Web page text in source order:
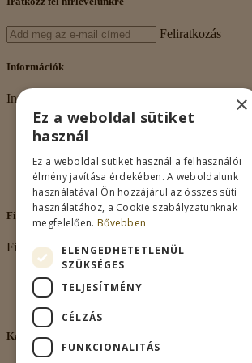
Feliratkozás
Információk
Információk
Rólunk
Adatkezelés
Vásárlási feltételek
Nagykereskedelem
Kapcsolat
Fiókom
Fiókom
Fiókom
Rendeléseim
Kívánságlista
Kapcsolat
×
Ez a weboldal sütiket
használ
Ez a weboldal sütiket használ a felhasználói
élmény javítása érdekében. A weboldalunk
használatával Ön hozzájárul az összes süti
használatához, a Cookie szabályzatunknak
megfelelően. Bővebben
ELENGEDHETETLENÜL
SZÜKSÉGES
TELJESÍTMÉNY
CÉLZÁS
FUNKCIONALITÁS